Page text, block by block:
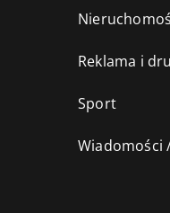
Reklama i
Sport
Wiadomości